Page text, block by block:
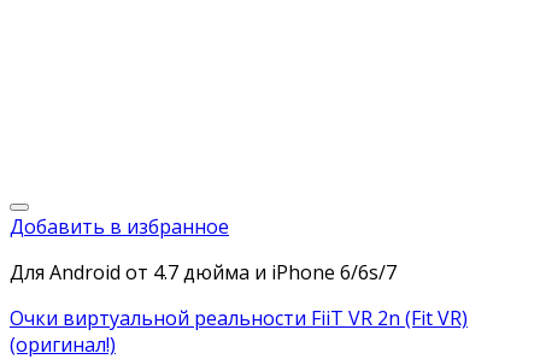
Добавить в избранное
Для Android от 4.7 дюйма и iPhone 6/6s/7
Очки виртуальной реальности FiiT VR 2n (Fit VR)
(оригинал!)